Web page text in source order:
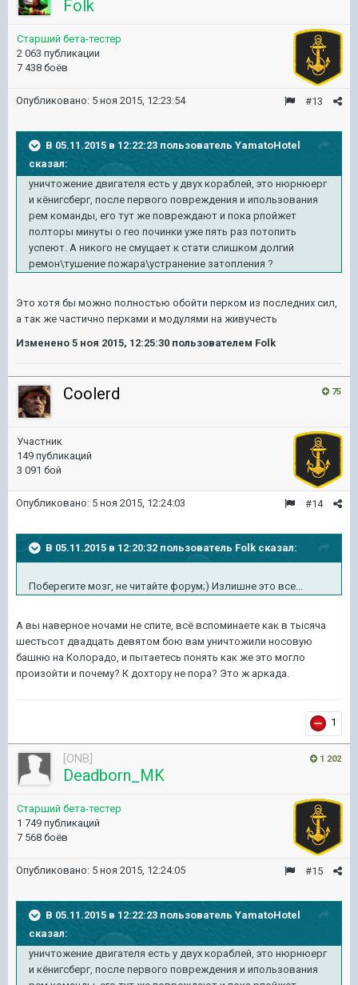
Folk
Старший бета-тестер
2 063 публикации
7 438 боёв
#13
Опубликовано: 5 ноя 2015, 12:23:54
В 05.11.2015 в 12:22:23 пользователь YamatoHotel
сказал:
уничтожение двигателя есть у двух кораблей, это нюрнюерг
и кёнигсберг, после первого повреждения и ипользования
рем команды, его тут же повреждают и пока рпойжет
полторы минуты о гео починки уже пять раз потопить
успеют. А никого не смущает к стати слишком долгий
ремон\тушение пожара\устранение затопления ?
Это хотя бы можно полностью обойти перком из последних сил,
а так же частично перками и модулями на живучесть
Изменено 5 ноя 2015, 12:25:30 пользователем Folk
75
Coolerd
Участник
149 публикаций
3 091 бой
#14
Опубликовано: 5 ноя 2015, 12:24:03
В 05.11.2015 в 12:20:32 пользователь Folk сказал:
Поберегите мозг, не читайте форум;) Излишне это все...
А вы наверное ночами не спите, всё вспоминаете как в тысяча
шестьсот двадцать девятом бою вам уничтожили носовую
башню на Колорадо, и пытаетесь понять как же это могло
произойти и почему? К дохтору не пора? Это ж аркада.
1
1 202
[ONB]
Deadborn_MK
Старший бета-тестер
1 749 публикаций
7 568 боёв
#15
Опубликовано: 5 ноя 2015, 12:24:05
В 05.11.2015 в 12:22:23 пользователь YamatoHotel
сказал:
уничтожение двигателя есть у двух кораблей, это нюрнюерг
и кёнигсберг, после первого повреждения и ипользования